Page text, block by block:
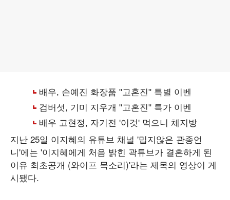
지난 25일 이지혜의 유튜브 채널 '밉지않은 관종언
니'에는 '이지혜에게 처음 밝힌 곽튜브가 결혼하게 된
이유 최초공개 (와이프 목소리)'라는 제목의 영상이 게
시됐다.